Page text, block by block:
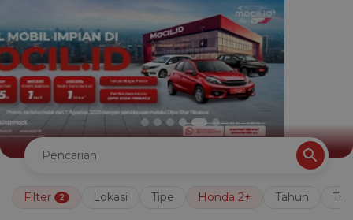
Filter 2 Lokasi Tipe Honda 2+ Tahun